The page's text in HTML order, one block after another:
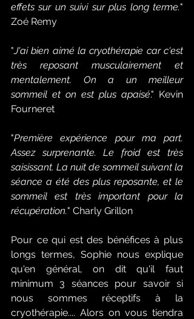
effets sur un suivi sur plus long terme."
Zoé Remy
"J'ai bien aimé la cryothérapie car c'est
très reposant musculairement et
mentalement. On a un meilleur
sommeil et on est plus apaisé." Kevin
Fourneret
"Première expérience pour ma part.
Assez surprenante. Le froid est très
saisissant. La nuit de sommeil suivant la
séance a été des plus reposante, et le
sommeil est très important pour la
récupération." Charly Grillon
Pour ce qui est des bénéfices à plus
longs termes, Sophie nous explique
qu'en général, on dit qu'il faut
minimum 3 séances pour savoir si
nous sommes réceptifs à la
cryothérapie.... Alors on vous tiendra